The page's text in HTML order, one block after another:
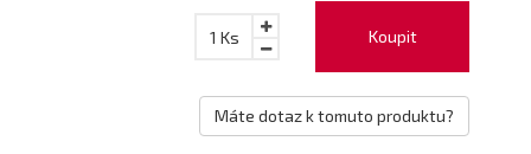
Koupit
1 Ks
Máte dotaz k tomuto produktu?